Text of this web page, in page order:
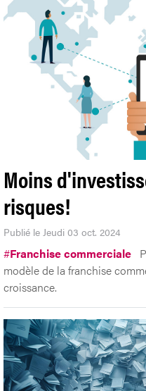
Moins
risques!
Publié le Jeudi 03 oct. 2024
#Franchise commerciale
modèle de la franchise
croissance.